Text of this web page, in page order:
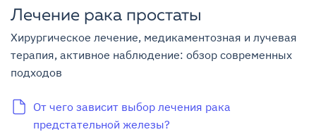
Лечение рака простаты
Хирургическое лечение, медикаментозная и лучевая
терапия, активное наблюдение: обзор современных
подходов
От чего зависит выбор лечения рака
предстательной железы?